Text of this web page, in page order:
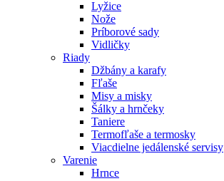
Lyžice
Nože
Príborové sady
Vidličky
Riady
Džbány a karafy
Fľaše
Misy a misky
Šálky a hrnčeky
Taniere
Termofľaše a termosky
Viacdielne jedálenské servisy
Varenie
Hrnce